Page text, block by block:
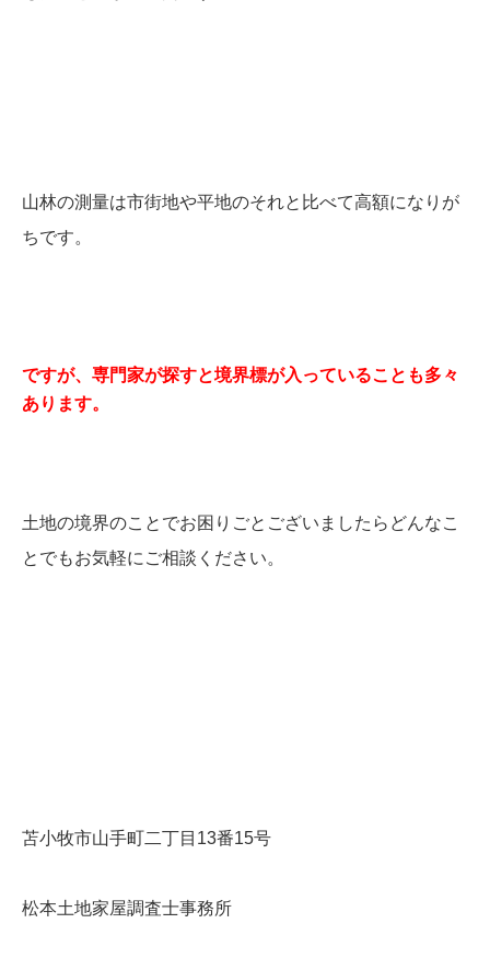
山林の測量は市街地や平地のそれと比べて高額になりが
ちです。
ですが、専門家が探すと境界標が入っていることも多々
あります。
土地の境界のことでお困りごとございましたらどんなこ
とでもお気軽にご相談ください。
苫小牧市山手町二丁目13番15号
松本土地家屋調査士事務所